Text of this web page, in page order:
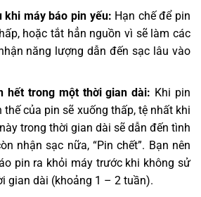
khi máy báo pin yếu: Hạn chế để pin
hoặc tắt hẳn nguồn vì sẽ làm các
năng lượng dẫn đến sạc lâu vào
hết trong một thời gian dài: Khi pin
thế của pin sẽ xuống thấp, tệ nhất khi
trong thời gian dài sẽ dẫn đến tình
nhận sạc nữa, “Pin chết”. Bạn nên
pin ra khỏi máy trước khi không sử
gian dài (khoảng 1 – 2 tuần).